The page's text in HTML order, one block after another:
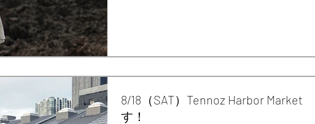
8/18（SAT）Tennoz Harbor Market
す！